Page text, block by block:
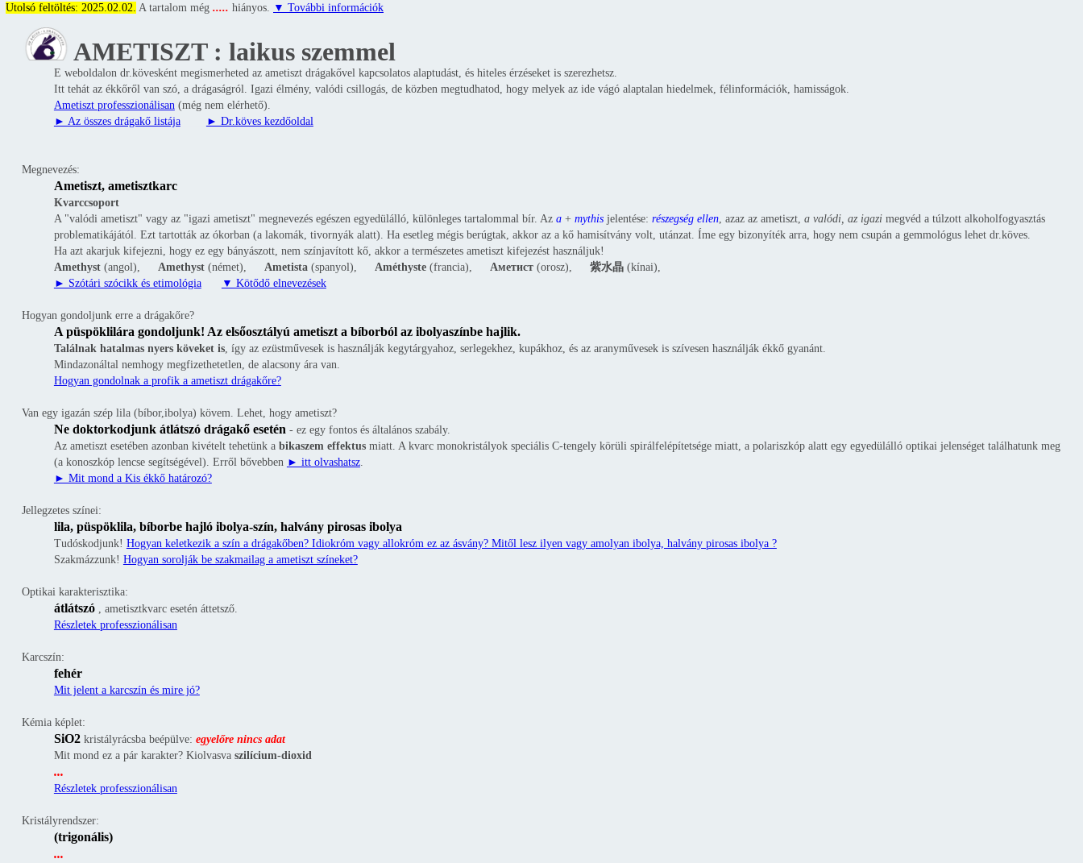
Utolsó feltöltés: 2025.02.02. A tartalom még ..... hiányos. ▼ További információk
AMETISZT : laikus szemmel
E weboldalon dr.kövesként megismerheted az ametiszt drágakővel kapcsolatos alaptudást, és hiteles érzéseket is szerezhetsz.
Itt tehát az ékkőről van szó, a drágaságról. Igazi élmény, valódi csillogás, de közben megtudhatod, hogy melyek az ide vágó alaptalan hiedelmek, félinformációk, hamisságok.
Ametiszt professzionálisan (még nem elérhető).
► Az összes drágakő listája____ ► Dr.köves kezdőoldal
Megnevezés:
Ametiszt, ametisztkarc
Kvarccsoport
A "valódi ametiszt" vagy az "igazi ametiszt" megnevezés egészen egyedülálló, különleges tartalommal bír. Az a+ mythisjelentése: részegség ellen, azaz az ametiszt, a valódi, az igazimegvéd a túlzott alkoholfogyasztás
problematikájától. Ezt tartották az ókorban (a lakomák, tivornyák alatt). Ha esetleg mégis berúgtak, akkor az a kő hamisítvány volt, utánzat. Íme egy bizonyíték arra, hogy nem csupán a gemmológus lehet dr.köves.
Ha azt akarjuk kifejezni, hogy ez egy bányászott, nem színjavított kő, akkor a természetes ametiszt kifejezést használjuk!
Amethyst(angol), Amethyst(német), Ametista(spanyol), Améthyste(francia), Аметист(orosz), 紫水晶(kínai),
► Szótári szócikk és etimológia___ ▼ Kötődő elnevezések
Hogyan gondoljunk erre a drágakőre?
A püspöklilára gondoljunk! Az elsőosztályú ametiszt a bíborból az ibolyaszínbe hajlik.
Találnak hatalmas nyers köveket is, így az ezüstművesek is használják kegytárgyahoz, serlegekhez, kupákhoz, és az aranyművesek is szívesen használják ékkő gyanánt.
Mindazonáltal nemhogy megfizethetetlen, de alacsony ára van.
Hogyan gondolnak a profik a ametiszt drágakőre?
Van egy igazán szép lila (bíbor,ibolya) kövem. Lehet, hogy ametiszt?
Ne doktorkodjunk átlátszó drágakő esetén - ez egy fontos és általános szabály.
Az ametiszt esetében azonban kivételt tehetünk a bikaszem effektusmiatt. A kvarc monokristályok speciális C-tengely körüli spirálfelépítetsége miatt, a polariszkóp alatt egy egyedülálló optikai jelenséget találhatunk meg
(a konoszkóp lencse segítségével). Erről bővebben ► itt olvashatsz.
► Mit mond a Kis ékkő határozó?
Jellegzetes színei:
lila, püspöklila, bíborbe hajló ibolya-szín, halvány pirosas ibolya
Tudóskodjunk! Hogyan keletkezik a szín a drágakőben? Idiokróm vagy allokróm ez az ásvány? Mitől lesz ilyen vagy amolyan ibolya, halvány pirosas ibolya ?
Szakmázzunk! Hogyan sorolják be szakmailag a ametiszt színeket?
Optikai karakterisztika:
átlátszó
, ametisztkvarc esetén áttetsző.
Részletek professzionálisan
Karcszín:
fehér
Mit jelent a karcszín és mire jó?
Kémia képlet:
SiO2 kristályrácsba beépülve: egyelőre nincs adat
Mit mond ez a pár karakter? Kiolvasva szilícium-dioxid
...
Részletek professzionálisan
Kristályrendszer:
(trigonális)
...